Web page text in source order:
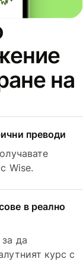
на
преводи
с Wise.
в реално
да
курс с